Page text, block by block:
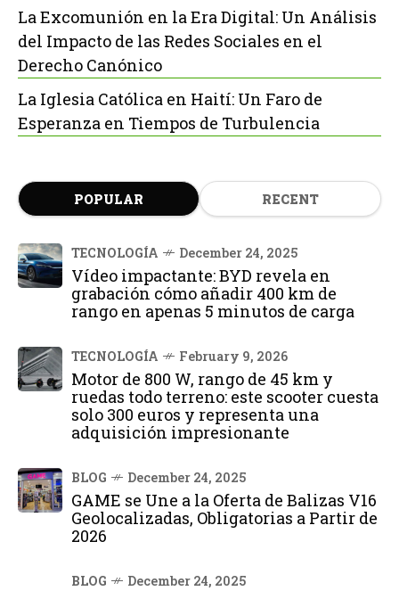
La Excomunión en la Era Digital: Un Análisis
del Impacto de las Redes Sociales en el
Derecho Canónico
La Iglesia Católica en Haití: Un Faro de
Esperanza en Tiempos de Turbulencia
POPULAR RECENT
TECNOLOGÍA December 24, 2025
Vídeo impactante: BYD revela en
grabación cómo añadir 400 km de
rango en apenas 5 minutos de carga
TECNOLOGÍA February 9, 2026
Motor de 800 W, rango de 45 km y
ruedas todo terreno: este scooter cuesta
solo 300 euros y representa una
adquisición impresionante
BLOG December 24, 2025
GAME se Une a la Oferta de Balizas V16
Geolocalizadas, Obligatorias a Partir de
2026
BLOG December 24, 2025